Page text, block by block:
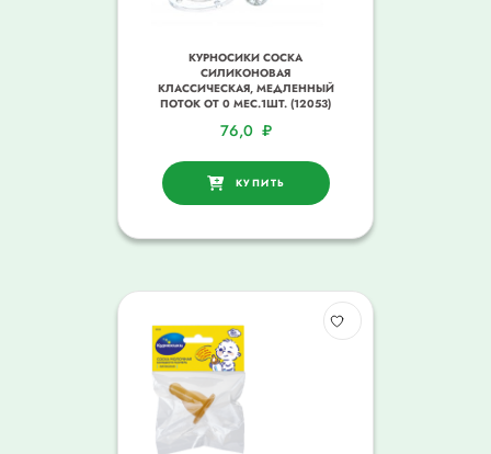
КУРНОСИКИ СОСКА
СИЛИКОНОВАЯ
КЛАССИЧЕСКАЯ, МЕДЛЕННЫЙ
ПОТОК ОТ 0 МЕС.1ШТ. (12053)
76,0 ₽
КУПИТЬ